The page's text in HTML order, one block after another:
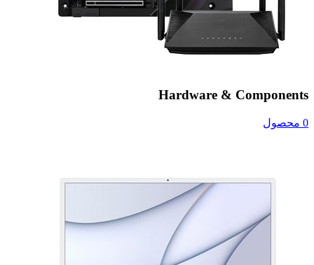
Hardware & Components
0 محصول